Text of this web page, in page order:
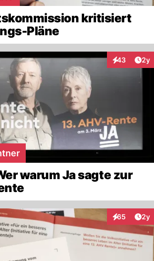
kritisiert
Pläne
43
Interaktionen
2y
warum Ja sagte zur
65
Interaktionen
2y